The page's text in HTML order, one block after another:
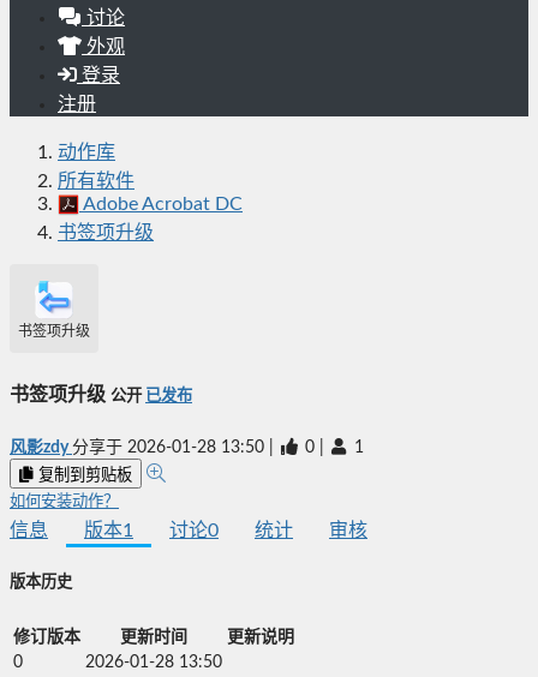
讨论
外观
登录
注册
动作库
所有软件
Adobe Acrobat DC
书签项升级
书签项升级
书签项升级 公开 已发布
风影zdy分享于 2026-01-28 13:50 0 1
复制到剪贴板
如何安装动作？
信息 版本1 讨论0 统计 审核
版本历史
修订版本 更新时间
更新说明
0
2026-01-28 13:50